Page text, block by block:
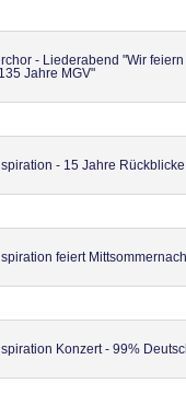
- Liederabend "Wir feiern
Jahre MGV"
- 15 Jahre Rückblicke
feiert
Konzert - 99%